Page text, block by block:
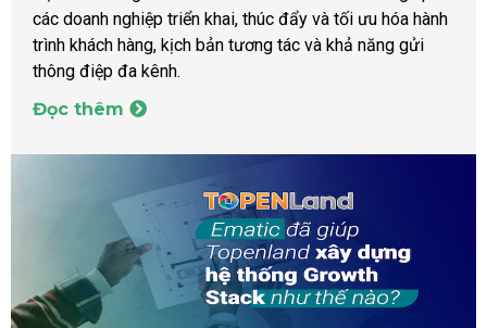
các doanh nghiệp triển khai, thúc đẩy và tối ưu hóa hành
trình khách hàng, kịch bản tương tác và khả năng gửi
thông điệp đa kênh.
Đọc thêm